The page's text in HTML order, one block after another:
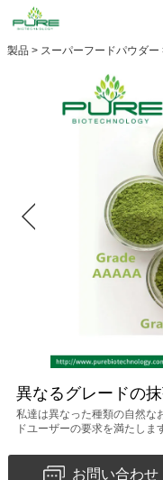
製品 > スーパーフードパウダー
異なるグレードの
私達は異なった種類の自然な
ドユーザーの要求を満たしま
お問い合わせ